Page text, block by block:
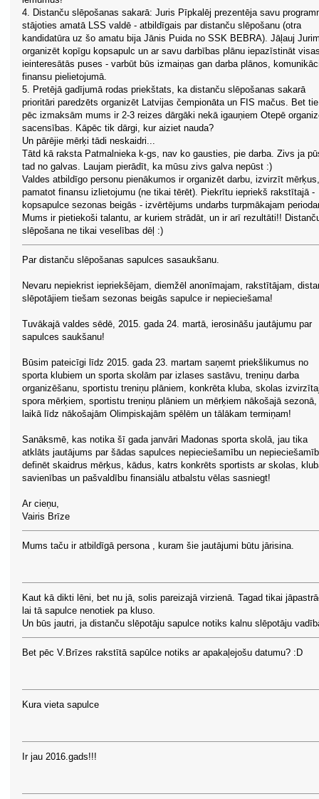
4. Distanču slēpošanas sakarā: Juris Pīpkalēj prezentēja savu
stājoties amatā LSS valdē - atbildīgais par distanču slēpošanu (otra
kandidatūra uz šo amatu bija Jānis Puida no SSK BEBRA). Jāļauj
organizēt kopīgu kopsapulc un ar savu darbības plānu iepazīstināt
ieinteresātās puses - varbūt būs izmaiņas gan darba plānos,
finansu pielietojumā.
5. Pretējā gadījumā rodas priekštats, ka distanču slēpošanas sakarā
prioritāri paredzēts organizēt Latvijas čempionāta un FIS mačus. Bet tie
pēc izmaksām mums ir 2-3 reizes dārgāki nekā igauņiem Otepē
sacensības. Kāpēc tik dārgi, kur aiziet nauda?
Un pārējie mērķi tādi neskaidri...
Tātd kā raksta Patmalnieka k-gs, nav ko gausties, pie darba. Zivs ja
tad no galvas. Laujam pierādīt, ka mūsu zivs galva nepūst :)
Valdes atbildīgo personu pienākumos ir organizēt darbu, izvirzīt mērķus,
pamatot finansu izlietojumu (ne tikai tērēt). Piekrītu iepriekš rakstītajā -
kopsapulce sezonas beigās - izvērtējums undarbs turpmākajam
Mums ir pietiekoši talantu, ar kuriem strādāt, un ir arī rezultāti!!
slēpošana ne tikai veselības dēļ :)
Par distanču slēpošanas sapulces sasaukšanu.
Nevaru nepiekrist iepriekšējam, diemžēl anonīmajam, rakstītājam,
slēpotājiem tiešam sezonas beigās sapulce ir nepieciešama!
Tuvākajā valdes sēdē, 2015. gada 24. martā, ierosināšu jautājumu par
sapulces saukšanu!
Būsim pateicīgi līdz 2015. gada 23. martam saņemt priekšlikumus no
sporta klubiem un sporta skolām par izlases sastāvu, treniņu darba
organizēšanu, sportistu treniņu plāniem, konkrēta kluba, skolas
spora mērķiem, sportistu treniņu plāniem un mērķiem nākošajā sezonā,
laikā līdz nākošajām Olimpiskajām spēlēm un tālākam termiņam!
Sanāksmē, kas notika šī gada janvāri Madonas sporta skolā, jau tika
atklāts jautājums par šādas sapulces nepieciešamību un
definēt skaidrus mērķus, kādus, katrs konkrēts sportists ar skolas,
savienības un pašvaldību finansiālu atbalstu vēlas sasniegt!
Ar cieņu,
Vairis Brīze
Mums taču ir atbildīgā persona , kuram šie jautājumi būtu jārisina.
Kaut kā dikti lēni, bet nu jā, solis pareizajā virzienā. Tagad tikai
lai tā sapulce nenotiek pa kluso.
Un būs jautri, ja distanču slēpotāju sapulce notiks kalnu slēpotāju
Bet pēc V.Brīzes rakstītā sapūlce notiks ar apakaļejošu datumu? :D
Kura vieta sapulce
Ir jau 2016.gads!!!